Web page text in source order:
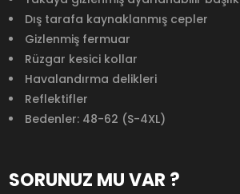
Dış tarafa kaynaklanmış cepler
Gizlenmiş fermuar
Rüzgar kesici kollar
Havalandırma delikleri
Reflektifler
Bedenler: 48-62 (S-4XL)
SORUNUZ MU VAR ?